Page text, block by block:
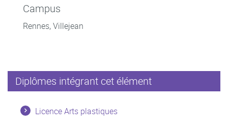
Campus
Rennes, Villejean
Diplômes intégrant cet élément
Licence Arts plastiques